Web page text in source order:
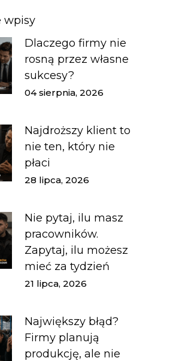
wpisy
Dlaczego firmy nie
rosną przez własne
sukcesy?
04 sierpnia, 2026
Najdroższy klient to
nie ten, który nie
płaci
28 lipca, 2026
Nie pytaj, ilu masz
pracowników.
Zapytaj, ilu możesz
mieć za tydzień
21 lipca, 2026
Największy błąd?
Firmy planują
produkcję, ale nie